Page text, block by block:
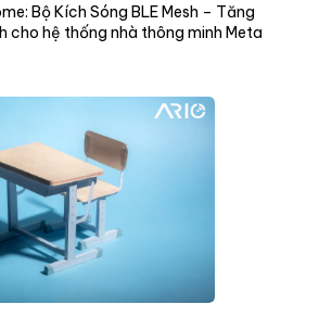
Bộ Kích Sóng BLE Mesh – Tăng
cho hệ thống nhà thông minh Meta